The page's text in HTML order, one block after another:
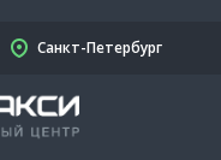
Санкт-Петербург